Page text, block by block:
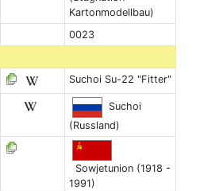
Kartonmodellbau)
0023
Suchoi Su-22 "Fitter"
Suchoi
(Russland)
Sowjetunion (1918 -
1991)